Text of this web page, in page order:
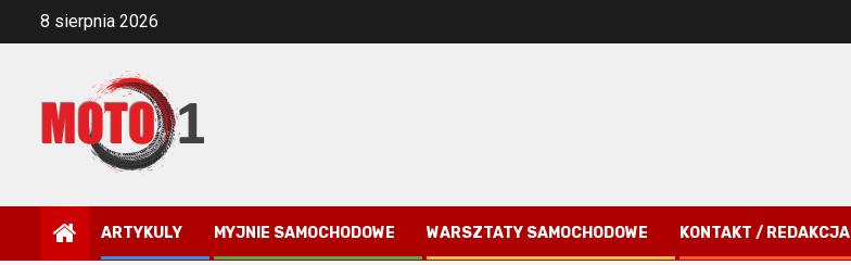
8 sierpnia 2026
ARTYKULY MYJNIE SAMOCHODOWE WARSZTATY SAMOCHODOWE KONTAKT / REDAKCJA